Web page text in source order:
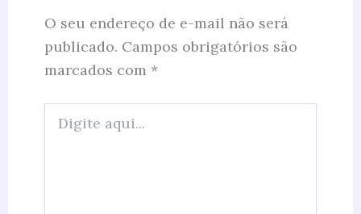
O seu endereço de e-mail não será
publicado. Campos obrigatórios são
marcados com *
aqui...